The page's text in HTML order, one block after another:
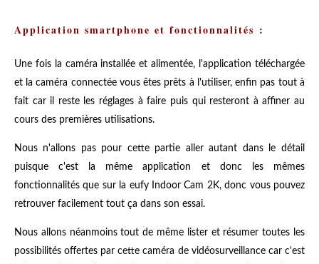
Application smartphone et fonctionnalités :
Une fois la caméra installée et alimentée, l'application téléchargée
et la caméra connectée vous êtes prêts à l'utiliser, enfin pas tout à
fait car il reste les réglages à faire puis qui resteront à affiner au
cours des premières utilisations.
Nous n'allons pas pour cette partie aller autant dans le détail
puisque c'est la même application et donc les mêmes
fonctionnalités que sur la eufy Indoor Cam 2K, donc vous pouvez
retrouver facilement tout ça dans son essai.
Nous allons néanmoins tout de même lister et résumer toutes les
possibilités offertes par cette caméra de vidéosurveillance car c'est